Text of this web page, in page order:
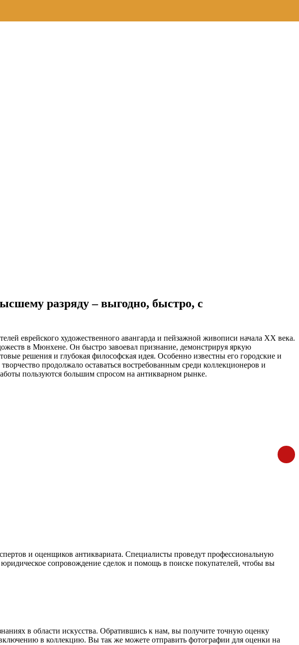
разряду – выгодно, быстро, с
еврейского художественного авангарда и пейзажной живописи начала XX века.
в Мюнхене. Он быстро завоевал признание, демонстрируя яркую
решения и глубокая философская идея. Особенно известны его городские и
продолжало оставаться востребованным среди коллекционеров и
пользуются большим спросом на антикварном рынке.
и оценщиков антиквариата. Специалисты проведут профессиональную
сопровождение сделок и помощь в поиске покупателей, чтобы вы
в области искусства. Обратившись к нам, вы получите точную оценку
в коллекцию. Вы так же можете отправить фотографии для оценки на